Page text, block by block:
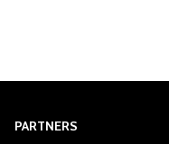
PARTNERS